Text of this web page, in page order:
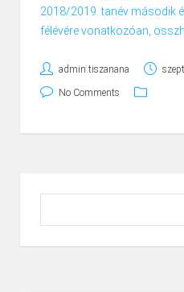
2018/2019. tanév második
félévére vonatkozóan,
admin.tiszanana
No Comments